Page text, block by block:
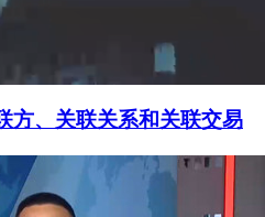
方、关联关系和关联交易